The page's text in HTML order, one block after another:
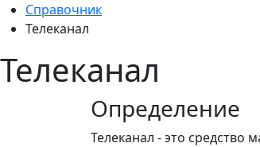
Справочник
Телеканал
Телеканал
Определение
Телеканал - это